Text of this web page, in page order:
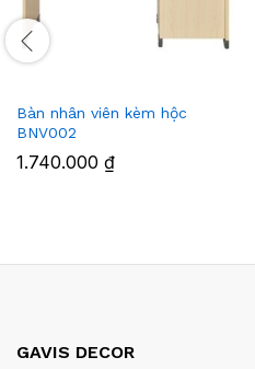
Bàn nhân viên kèm hộc
BNV002
1.740.000 ₫
GAVIS DECOR